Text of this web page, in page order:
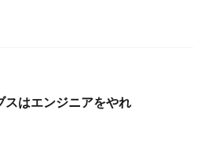
スはエンジニアをやれ